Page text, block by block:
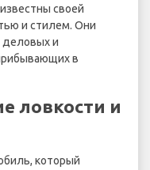
своей
и стилем. Они
деловых и
в
ловкости и
который